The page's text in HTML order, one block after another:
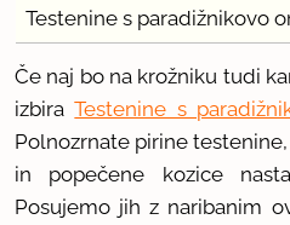
Testenine s paradižnikovo
Če naj bo na krožniku tudi
izbiraTestenine s
Polnozrnate pirine
in popečene kozice
Posujemo jih z naribanim